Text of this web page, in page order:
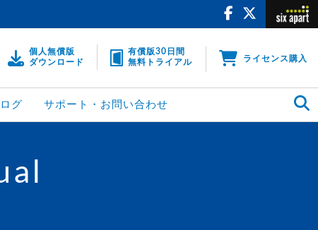
個人無償版
ダウンロード
有償版30日間
無料トライアル
ライセンス購入
グ サポート・お問い合わせ